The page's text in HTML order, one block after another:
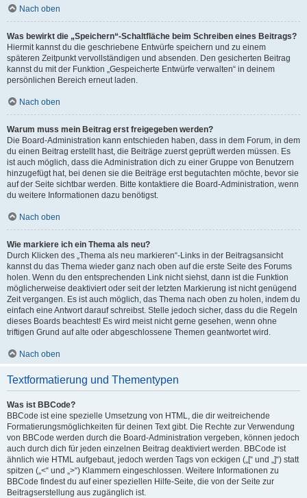
Nach oben
Was bewirkt die „Speichern“-Schaltfläche beim Schreiben eines Beitrags?
Hiermit kannst du die geschriebene Entwürfe speichern und zu einem
späteren Zeitpunkt vervollständigen und absenden. Den gesicherten Beitrag
kannst du mit der Funktion „Gespeicherte Entwürfe verwalten“ in deinem
persönlichen Bereich erneut laden.
Nach oben
Warum muss mein Beitrag erst freigegeben werden?
Die Board-Administration kann entschieden haben, dass in dem Forum, in dem
du einen Beitrag erstellt hast, die Beiträge zuerst geprüft werden müssen. Es
ist auch möglich, dass die Administration dich zu einer Gruppe von Benutzern
hinzugefügt hat, bei denen sie die Beiträge erst begutachten möchte, bevor sie
auf der Seite sichtbar werden. Bitte kontaktiere die Board-Administration, wenn
du weitere Informationen dazu benötigst.
Nach oben
Wie markiere ich ein Thema als neu?
Durch Klicken des „Thema als neu markieren“-Links in der Beitragsansicht
kannst du das Thema wieder ganz nach oben auf die erste Seite des Forums
holen. Wenn du den entsprechenden Link nicht siehst, dann ist die Funktion
möglicherweise deaktiviert oder seit der letzten Markierung ist nicht genügend
Zeit vergangen. Es ist auch möglich, das Thema nach oben zu holen, indem du
einfach eine Antwort darauf schreibst. Stelle jedoch sicher, dass du die Regeln
dieses Boards beachtest! Es wird meist nicht gerne gesehen, wenn ohne
triftigen Grund auf alte oder abgeschlossene Themen geantwortet wird.
Nach oben
Textformatierung und Thementypen
Was ist BBCode?
BBCode ist eine spezielle Umsetzung von HTML, die dir weitreichende
Formatierungsmöglichkeiten für deinen Text gibt. Die Rechte zur Verwendung
von BBCode werden durch die Board-Administration vergeben, können jedoch
auch durch dich für jeden einzelnen Beitrag deaktiviert werden. BBCode ist
ähnlich wie HTML aufgebaut, jedoch werden Tags von eckigen („[“ und „]“) statt
spitzen („<“ und „>“) Klammern eingeschlossen. Weitere Informationen zu
BBCode findest du auf einer speziellen Hilfe-Seite, die von der Seite zur
Beitragserstellung aus zugänglich ist.